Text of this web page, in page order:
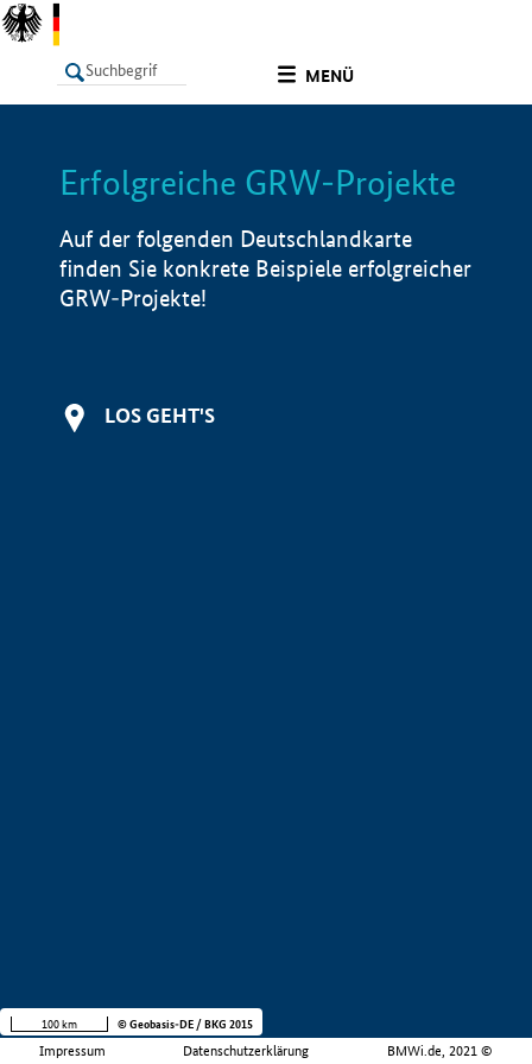
MENÜ
LISTE Info
Erfolgreiche GRW-Projekte
Auf der folgenden Deutschlandkarte
finden Sie konkrete Beispiele erfolgreicher
GRW-Projekte!
LOS GEHT'S
Impressum Datenschutzerklärung BMWi.de, 2021 ©
100 km © Geobasis-DE / BKG 2015